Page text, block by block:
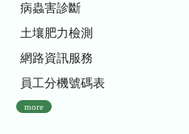
病蟲害診斷
土壤肥力檢測
網路資訊服務
員工分機號碼表
more